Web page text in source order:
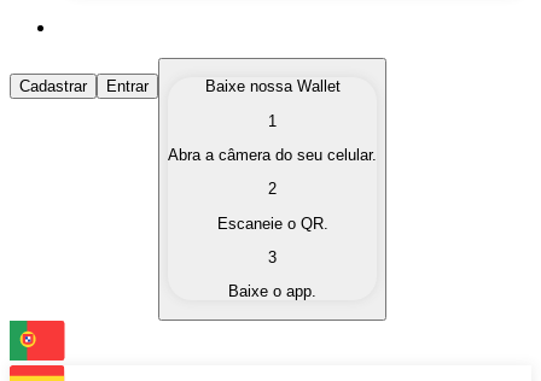
Comprar Criptomoedas
Compre as criptomoedas de seu interesse de forma
Converta suas criptomoedas em moeda fiduciária
Troque uma criptomoeda por outra
Cadastrar Entrar
Baixe nossa Wallet
1
Abra a câmera do seu celular.
2
Escaneie o QR.
3
Baixe o app.